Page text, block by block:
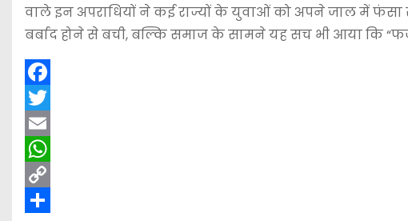
वाले इन अपराधियों ने कई राज्यों के युवाओं को अपने जाल में
बर्बाद होने से बची, बल्कि समाज के सामने यह सच भी आया कि
F
a
c
e
b
T
w
E
m
a
W
hC